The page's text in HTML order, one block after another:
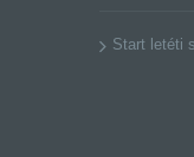
Start letéti